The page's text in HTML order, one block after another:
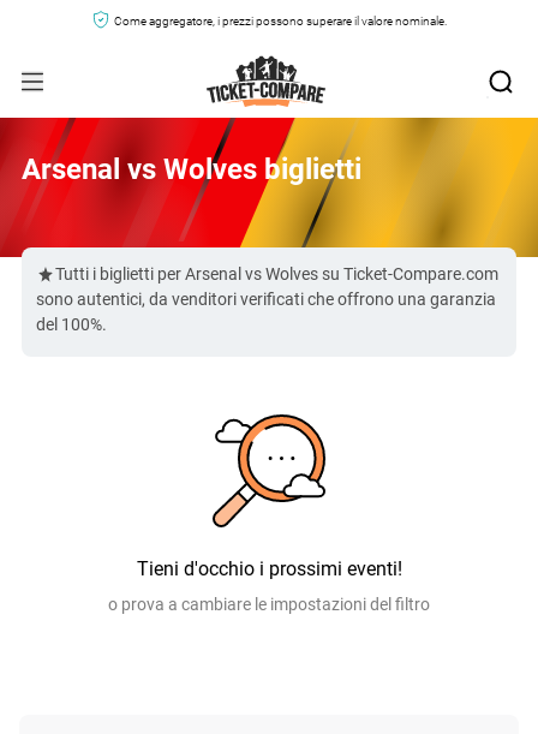
Come aggregatore, i prezzi possono superare il valore nominale.
Arsenal vs Wolves biglietti
Tutti i biglietti per Arsenal vs Wolves su Ticket-Compare.com
sono autentici, da venditori verificati che offrono una garanzia
del 100%.
Tieni d'occhio i prossimi eventi!
o prova a cambiare le impostazioni del filtro